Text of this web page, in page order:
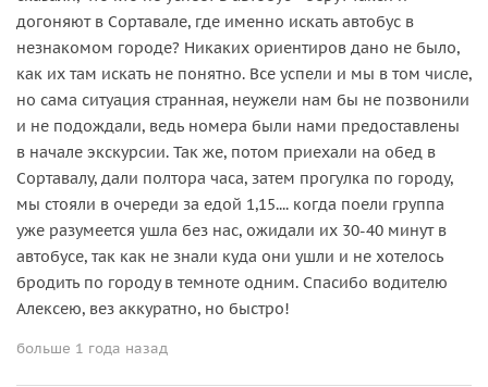
догоняют в Сортавале, где именно искать автобус в
незнакомом городе? Никаких ориентиров дано не было,
как их там искать не понятно. Все успели и мы в том числе,
но сама ситуация странная, неужели нам бы не позвонили
и не подождали, ведь номера были нами предоставлены
в начале экскурсии. Так же, потом приехали на обед в
Сортавалу, дали полтора часа, затем прогулка по городу,
мы стояли в очереди за едой 1,15.... когда поели группа
уже разумеется ушла без нас, ожидали их 30-40 минут в
автобусе, так как не знали куда они ушли и не хотелось
бродить по городу в темноте одним. Спасибо водителю
Алексею, вез аккуратно, но быстро!
больше 1 года назад